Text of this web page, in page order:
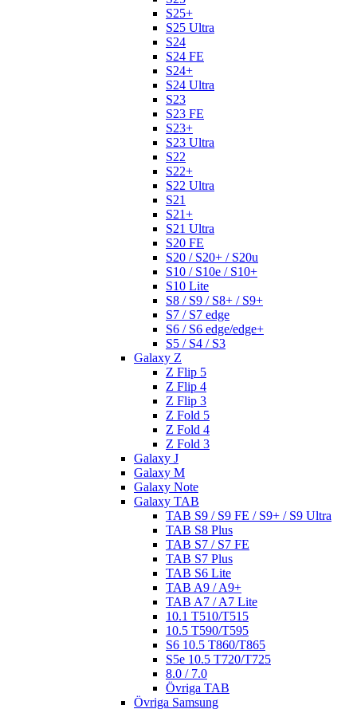
S25+
S25 Ultra
S24
S24 FE
S24+
S24 Ultra
S23
S23 FE
S23+
S23 Ultra
S22
S22+
S22 Ultra
S21
S21+
S21 Ultra
S20 FE
S20 / S20+ / S20u
S10 / S10e / S10+
S10 Lite
S8 / S9 / S8+ / S9+
S7 / S7 edge
S6 / S6 edge/edge+
S5 / S4 / S3
Galaxy Z
Z Flip 5
Z Flip 4
Z Flip 3
Z Fold 5
Z Fold 4
Z Fold 3
Galaxy J
Galaxy M
Galaxy Note
Galaxy TAB
TAB S9 / S9 FE / S9+ / S9 Ultra
TAB S8 Plus
TAB S7 / S7 FE
TAB S7 Plus
TAB S6 Lite
TAB A9 / A9+
TAB A7 / A7 Lite
10.1 T510/T515
10.5 T590/T595
S6 10.5 T860/T865
S5e 10.5 T720/T725
8.0 / 7.0
Övriga TAB
Övriga Samsung